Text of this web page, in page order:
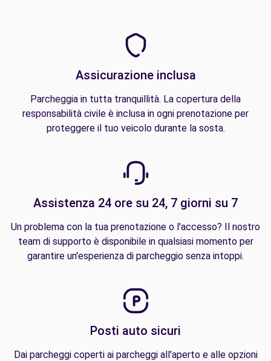
Assicurazione inclusa
Parcheggia in tutta tranquillità. La copertura della
responsabilità civile è inclusa in ogni prenotazione per
proteggere il tuo veicolo durante la sosta.
Assistenza 24 ore su 24, 7 giorni su 7
Un problema con la tua prenotazione o l'accesso? Il nostro
team di supporto è disponibile in qualsiasi momento per
garantire un'esperienza di parcheggio senza intoppi.
Posti auto sicuri
Dai parcheggi coperti ai parcheggi all'aperto e alle opzioni